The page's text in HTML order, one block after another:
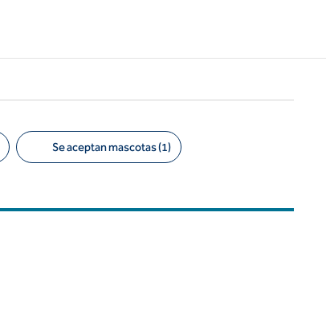
Se aceptan mascotas (1)